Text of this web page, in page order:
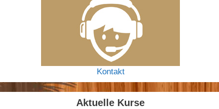
Kontakt
Aktuelle Kurse